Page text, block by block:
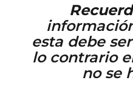
esta debe
lo contrario
no se